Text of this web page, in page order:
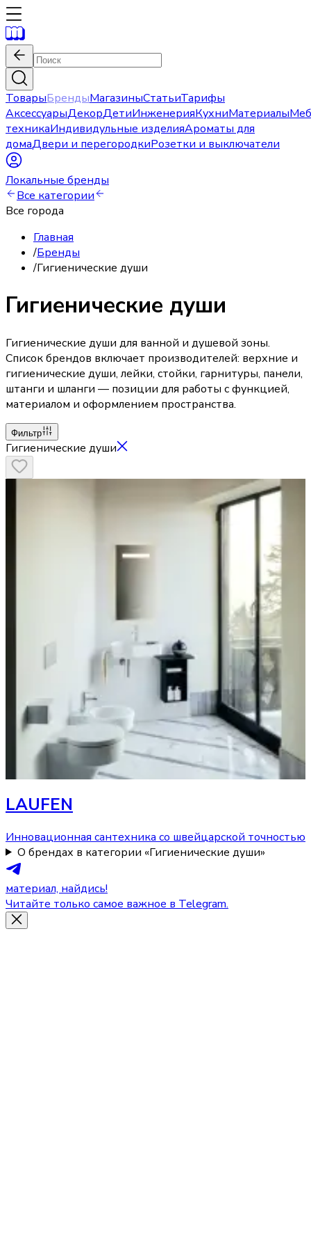
ТоварыБрендыМагазиныСтатьиТарифы
АксессуарыДекорДетиИнженерияКухниМатериалы
техникаИндивидульные изделияАроматы для
домаДвери и перегородкиРозетки и выключатели
Локальные бренды
Все категории
Все города
Главная
/Бренды
/Гигиенические души
Гигиенические души
Гигиенические души для ванной и душевой зоны.
Список брендов включает производителей: верхние и
гигиенические души, лейки, стойки, гарнитуры, панели,
штанги и шланги — позиции для работы с функцией,
материалом и оформлением пространства.
Фильтр
Гигиенические души
LAUFEN
Инновационная сантехника со швейцарской точностью
О брендах в категории «Гигиенические души»
материал, найдись!
Читайте только самое важное в Telegram.